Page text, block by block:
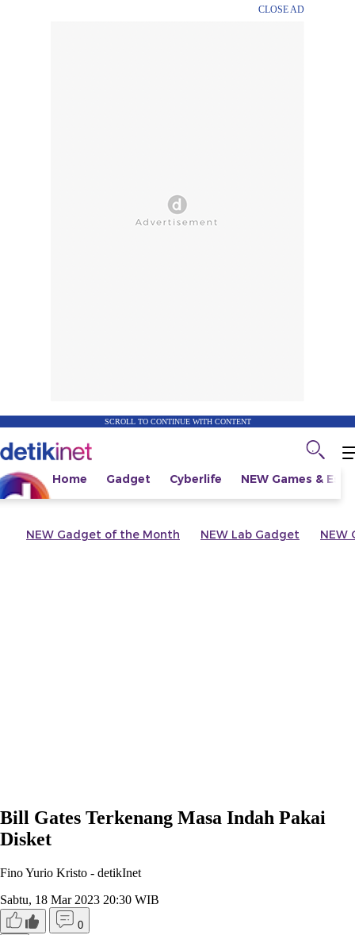
CLOSE AD
SCROLL TO CONTINUE WITH CONTENT
Home Gadget Cyberlife NEW Games &
NEW Gadget of the Month NEW Lab Gadget NEW
Bill Gates Terkenang Masa Indah Pakai
Disket
Fino Yurio Kristo - detikInet
Sabtu, 18 Mar 2023 20:30 WIB
0